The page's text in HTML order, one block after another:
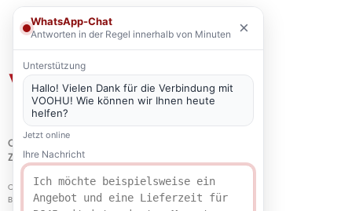
QUALITÄT
ZERTIFIZIERUNG
Copyright © 2021-2026 voohuele.com Alle Rechte vorbehalten
Beliebte Produkte-Sitemap-Speziell
WhatsApp-Chat
Antworten in der Regel innerhalb von Minuten ×
Unterstützung
Hallo! Vielen Dank für die Verbindung mit
VOOHU! Wie können wir Ihnen heute
helfen?
Jetzt online
Ihre Nachricht